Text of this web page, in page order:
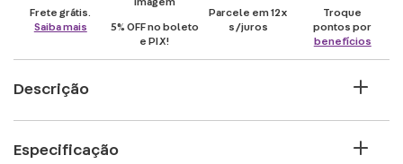
Frete grátis.
Saiba mais
5% OFF no boleto
e PIX!
Parcele em 12x
s/juros
Troque
pontos por
benefícios
Descrição
ajuda para se esquentar nos dias mais
Especificação